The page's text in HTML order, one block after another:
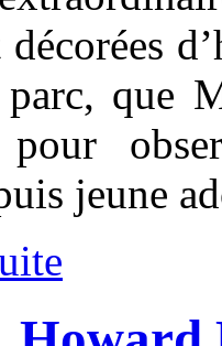
que
jeune